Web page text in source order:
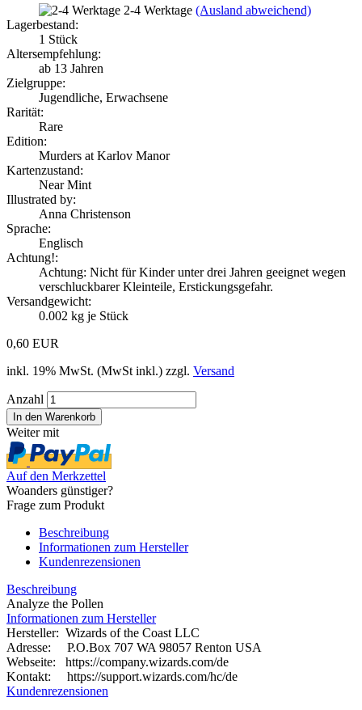
2-4 Werktage (Ausland abweichend)
Lagerbestand:
1 Stück
Altersempfehlung:
ab 13 Jahren
Zielgruppe:
Jugendliche, Erwachsene
Rarität:
Rare
Edition:
Murders at Karlov Manor
Kartenzustand:
Near Mint
Illustrated by:
Anna Christenson
Sprache:
Englisch
Achtung!:
Achtung: Nicht für Kinder unter drei Jahren geeignet wegen
verschluckbarer Kleinteile, Erstickungsgefahr.
Versandgewicht:
0.002 kg je Stück
0,60 EUR
inkl. 19% MwSt. (MwSt inkl.) zzgl. Versand
Anzahl
Weiter mit
Auf den Merkzettel
Woanders günstiger?
Frage zum Produkt
Beschreibung
Informationen zum Hersteller
Kundenrezensionen
Beschreibung
Analyze the Pollen
Informationen zum Hersteller
Hersteller: Wizards of the Coast LLC
Adresse: P.O.Box 707 WA 98057 Renton USA
Webseite:
https://company.wizards.com/de
Kontakt: https://support.wizards.com/hc/de
Kundenrezensionen